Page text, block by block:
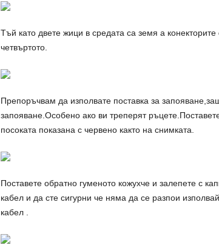
Тъй като двете жици в средата са земя а
четвъртото.
Препоръчвам да изполвате поставка за
запояване.Особено ако ви треперят
посоката показана с червено както на снимката.
Поставете обратно гуменото кожухче и залепете с
кабел и да сте сигурни че няма да се разпои
кабел .